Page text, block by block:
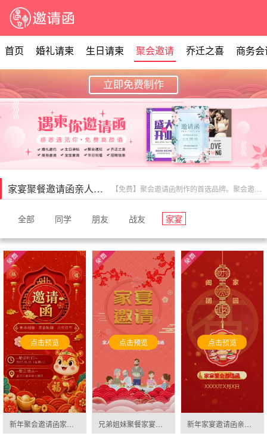
首页 婚礼请柬 生日请柬 聚会邀请 乔迁之喜 商务会
立即免费制作
家宴聚餐邀请函亲人聚会免费模板
全部 同学 朋友 战友 家宴
点击预览 点击预览 点击预览